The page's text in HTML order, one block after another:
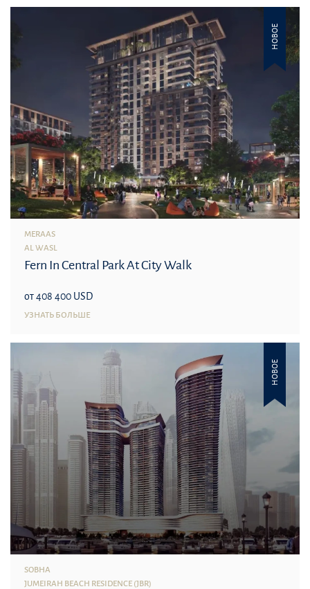
НОВОЕ
MERAAS
AL WASL
Fern In Central Park At City Walk
от 408 400 USD
УЗНАТЬ БОЛЬШЕ
НОВОЕ
SOBHA
JUMEIRAH BEACH RESIDENCE (JBR)